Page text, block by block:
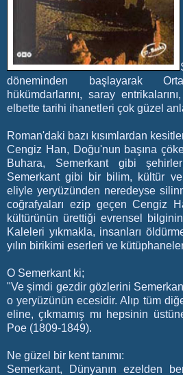
döneminden başlayarak
hükümdarlarını, saray
elbette tarihi ihanetleri çok güzel
Roman'daki bazı kısımlardan
Cengiz Han, Doğu'nun başına
Buhara, Semerkant gibi
Semerkant gibi bir bilim, kültür
eliyle yeryüzünden neredeyse
coğrafyaları ezip geçen Cengiz
kültürünün ürettiği evrensel bilginin
Kaleleri yıkmakla, insanları
yılın birikimi eserleri ve
O Semerkant ki;
"Ve şimdi gezdir gözlerini
o yeryüzünün ecesidir. Alıp tüm
eline, çıkmamış mı hepsinin
Poe (1809-1849).
Ne güzel bir kent tanımı:
Semerkant, Dünyanın ezelden